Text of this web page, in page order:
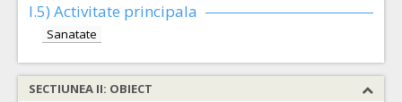
I.5) Activitate principala
Sanatate
SECTIUNEA II: OBIECT